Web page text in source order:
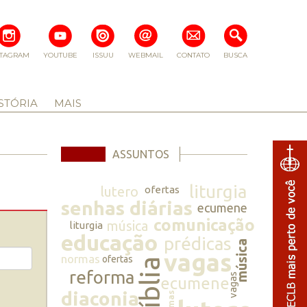
BUSCA
CONTATO
WEBMAIL
ISSUU
YOUTUBE
MAIS
ASSUNTOS
lutero ofertas liturgia
senhas diárias ecumene
liturgia música comunicação
educação prédicasmúsica
normas ofertasbíbliavagas
reforma
diaconia
ecumenevagas